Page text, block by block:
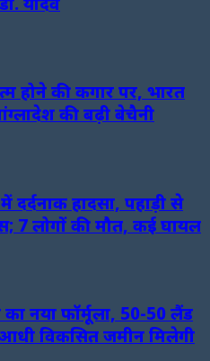
होने की कगार पर, भारत
की बढ़ी बेचैनी
दर्दनाक हादसा, पहाड़ी से
7 लोगों की मौत, कई घायल
नया फॉर्मूला, 50-50 लैंड
विकसित जमीन मिलेगी